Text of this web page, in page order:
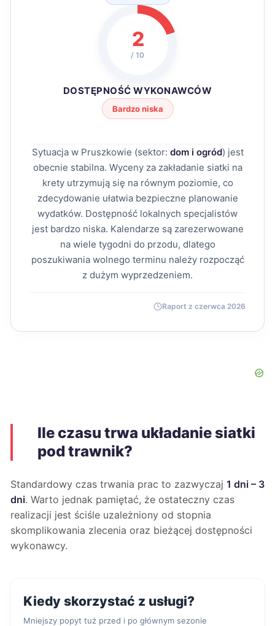
2
/ 10
DOSTĘPNOŚĆ WYKONAWCÓW
Bardzo niska
Sytuacja w Pruszkowie (sektor: dom i ogród) jest
obecnie stabilna. Wyceny za zakładanie siatki na
krety utrzymują się na równym poziomie, co
zdecydowanie ułatwia bezpieczne planowanie
wydatków. Dostępność lokalnych specjalistów
jest bardzo niska. Kalendarze są zarezerwowane
na wiele tygodni do przodu, dlatego
poszukiwania wolnego terminu należy rozpocząć
z dużym wyprzedzeniem.
Raport z czerwca 2026
Ile czasu trwa układanie siatki
pod trawnik?
Standardowy czas trwania prac to zazwyczaj 1 dni – 3
dni. Warto jednak pamiętać, że ostateczny czas
realizacji jest ściśle uzależniony od stopnia
skomplikowania zlecenia oraz bieżącej dostępności
wykonawcy.
Kiedy skorzystać z usługi?
Mniejszy popyt tuż przed i po głównym sezonie